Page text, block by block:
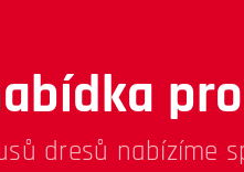
dresů nabízíme